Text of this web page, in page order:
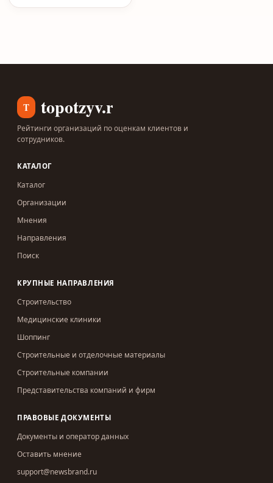
T topotzyv.ru
Рейтинги организаций по оценкам клиентов и
сотрудников.
КАТАЛОГ
Каталог
Организации
Мнения
Направления
Поиск
КРУПНЫЕ НАПРАВЛЕНИЯ
Строительство
Медицинские клиники
Шоппинг
Строительные и отделочные материалы
Строительные компании
Представительства компаний и фирм
ПРАВОВЫЕ ДОКУМЕНТЫ
Документы и оператор данных
Оставить мнение
support@newsbrand.ru